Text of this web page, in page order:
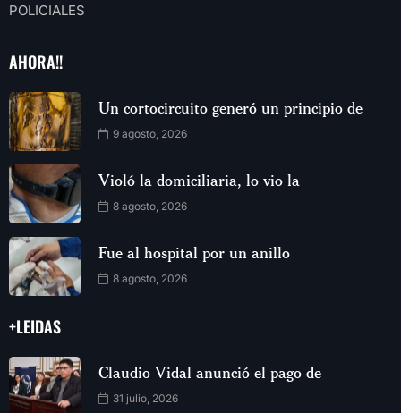
POLICIALES
AHORA!!
Un cortocircuito generó un principio de
9 agosto, 2026
Violó la domiciliaria, lo vio la
8 agosto, 2026
Fue al hospital por un anillo
8 agosto, 2026
+LEIDAS
Claudio Vidal anunció el pago de
31 julio, 2026